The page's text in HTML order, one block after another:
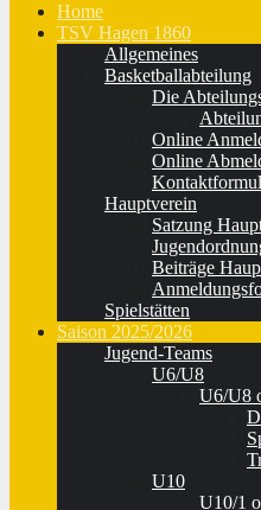
Home
TSV Hagen 1860
Allgemeines
Basketballabteilung
Die
Online
Online
Hauptverein
Satzung
Beiträge
Spielstätten
Saison 2025/2026
Jugend-Teams
U6/U8
U6/U8
U10
U10/1